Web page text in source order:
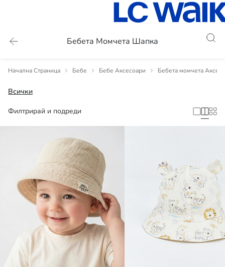
Бебета Момчета Шапка
Начална Страница Бебе Бебе Аксесоари Бебета момчета
Всички
Филтрирай и подреди